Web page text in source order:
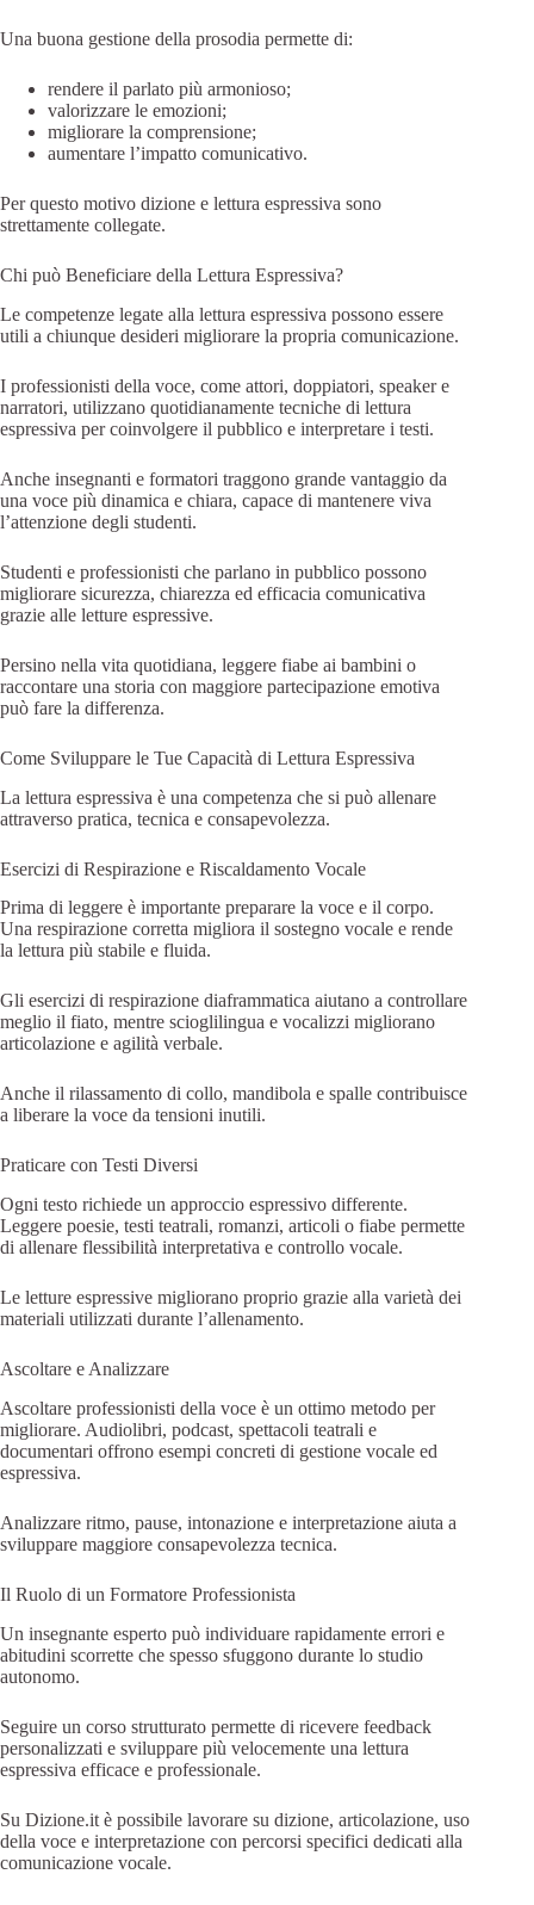
Una buona gestione della prosodia permette di:
rendere il parlato più armonioso;
valorizzare le emozioni;
migliorare la comprensione;
aumentare l’impatto comunicativo.
Per questo motivo dizione e lettura espressiva sono
strettamente collegate.
Chi può Beneficiare della Lettura Espressiva?
Le competenze legate alla lettura espressiva possono essere
utili a chiunque desideri migliorare la propria comunicazione.
I professionisti della voce, come attori, doppiatori, speaker e
narratori, utilizzano quotidianamente tecniche di lettura
espressiva per coinvolgere il pubblico e interpretare i testi.
Anche insegnanti e formatori traggono grande vantaggio da
una voce più dinamica e chiara, capace di mantenere viva
l’attenzione degli studenti.
Studenti e professionisti che parlano in pubblico possono
migliorare sicurezza, chiarezza ed efficacia comunicativa
grazie alle letture espressive.
Persino nella vita quotidiana, leggere fiabe ai bambini o
raccontare una storia con maggiore partecipazione emotiva
può fare la differenza.
Come Sviluppare le Tue Capacità di Lettura Espressiva
La lettura espressiva è una competenza che si può allenare
attraverso pratica, tecnica e consapevolezza.
Esercizi di Respirazione e Riscaldamento Vocale
Prima di leggere è importante preparare la voce e il corpo.
Una respirazione corretta migliora il sostegno vocale e rende
la lettura più stabile e fluida.
Gli esercizi di respirazione diaframmatica aiutano a controllare
meglio il fiato, mentre scioglilingua e vocalizzi migliorano
articolazione e agilità verbale.
Anche il rilassamento di collo, mandibola e spalle contribuisce
a liberare la voce da tensioni inutili.
Praticare con Testi Diversi
Ogni testo richiede un approccio espressivo differente.
Leggere poesie, testi teatrali, romanzi, articoli o fiabe permette
di allenare flessibilità interpretativa e controllo vocale.
Le letture espressive migliorano proprio grazie alla varietà dei
materiali utilizzati durante l’allenamento.
Ascoltare e Analizzare
Ascoltare professionisti della voce è un ottimo metodo per
migliorare. Audiolibri, podcast, spettacoli teatrali e
documentari offrono esempi concreti di gestione vocale ed
espressiva.
Analizzare ritmo, pause, intonazione e interpretazione aiuta a
sviluppare maggiore consapevolezza tecnica.
Il Ruolo di un Formatore Professionista
Un insegnante esperto può individuare rapidamente errori e
abitudini scorrette che spesso sfuggono durante lo studio
autonomo.
Seguire un corso strutturato permette di ricevere feedback
personalizzati e sviluppare più velocemente una lettura
espressiva efficace e professionale.
Su Dizione.it è possibile lavorare su dizione, articolazione, uso
della voce e interpretazione con percorsi specifici dedicati alla
comunicazione vocale.